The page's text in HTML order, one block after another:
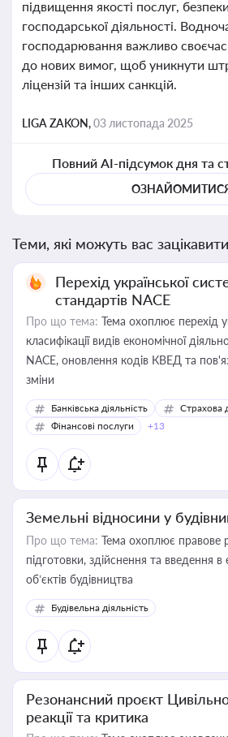
підвищення якості послуг,
господарської діяльності.
господарювання важливо
до нових вимог, щоб уникнути
ліцензій та інших санкцій.
LIGA ZAKON,03 листопада 2025
Повний AI-підсумок дня та
Теми, які можуть вас
Перехід української
стандартів NACE
Про що тема: Тема охоплює перехід
класифікації видів економічної
NACE, оновлення кодів КВЕД та
зміни
Банківська діяльність
Страхова
Фінансові послуги
+13
Земельні відносини у
Про що тема: Тема охоплює правове
підготовки, здійснення та введення в
об’єктів будівництва
Будівельна діяльність
Резонансний проєкт
реакції та критика